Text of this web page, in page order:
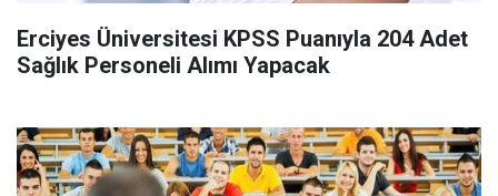
Erciyes Üniversitesi KPSS Puanıyla 204 Adet
Sağlık Personeli Alımı Yapacak